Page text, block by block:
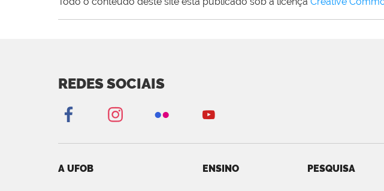
REDES SOCIAIS
A UFOB ENSINO PESQUISA